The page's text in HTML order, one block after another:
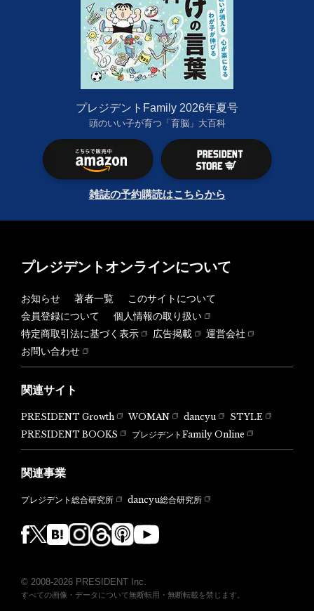
プレジデントFamily 2026年夏号
頭のいい子が育つ「育脳」大百科
雑誌の予約購読はこちらから
プレジデントオンラインについて
お知らせ 著者一覧
このサイトについて
会員登録について
個人情報の取り扱い
特定商取引法に基づく表示
広告掲載
運営会社
お問い合わせ
関連サイト
PRESIDENT Growth WOMAN dancyu
STYLE
PRESIDENT BOOKS
プレジデントFamily Online
関連事業
プレジデント総合研究所 dancyu総合研究所
© 2008-2026 PRESIDENT Inc.
すべての画像・データについて無断転用・無断転載を禁じます。